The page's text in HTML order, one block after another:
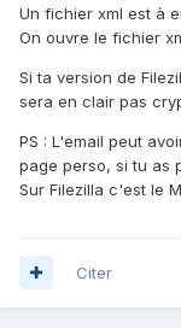
Un fichier xml est à
On ouvre le fichier
Si ta version de
sera en clair pas
PS : L'email peut
page perso, si tu as
Sur Filezilla c'est le
Citer